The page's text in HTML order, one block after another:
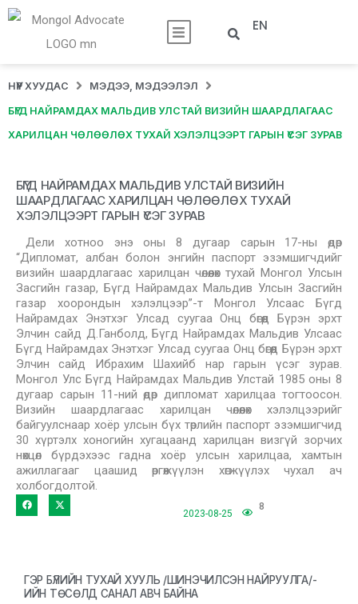
EN
НҮҮР ХУУДАС МЭДЭЭ, МЭДЭЭЛЭЛ
БҮГД НАЙРАМДАХ МАЛЬДИВ УЛСТАЙ ВИЗИЙН ШААРДЛАГААС
ХАРИЛЦАН ЧӨЛӨӨЛӨХ ТУХАЙ ХЭЛЭЛЦЭЭРТ ГАРЫН ҮСЭГ ЗУРАВ
БҮГД НАЙРАМДАХ МАЛЬДИВ УЛСТАЙ ВИЗИЙН
ШААРДЛАГААС ХАРИЛЦАН ЧӨЛӨӨЛӨХ ТУХАЙ
ХЭЛЭЛЦЭЭРТ ГАРЫН ҮСЭГ ЗУРАВ
Дели хотноо энэ оны 8 дугаар сарын 17-ны өдөр
“Дипломат, албан болон энгийн паспорт эзэмшигчдийг
визийн шаардлагаас харилцан чөлөөлөх тухай Монгол Улсын
Засгийн газар, Бүгд Найрамдах Мальдив Улсын Засгийн
газар хоорондын хэлэлцээр”-т Монгол Улсаас Бүгд
Найрамдах Энэтхэг Улсад суугаа Онц бөгөөд Бүрэн эрхт
Элчин сайд Д.Ганболд, Бүгд Найрамдах Мальдив Улсаас
Бүгд Найрамдах Энэтхэг Улсад суугаа Онц бөгөөд Бүрэн эрхт
Элчин сайд Ибрахим Шахийб нар гарын үсэг зурав.
Монгол Улс Бүгд Найрамдах Мальдив Улстай 1985 оны 8
дугаар сарын 11-ний өдөр дипломат харилцаа тогтоосон.
Визийн шаардлагаас харилцан чөлөөлөх хэлэлцээрийг
байгуулснаар хоёр улсын бүх төрлийн паспорт эзэмшигчид
30 хүртэлх хоногийн хугацаанд харилцан визгүй зорчих
нөхцөл бүрдэхээс гадна хоёр улсын харилцаа, хамтын
ажиллагааг цаашид өргөжүүлэн хөгжүүлэх чухал ач
холбогдолтой.
2023-08-25
8
ГЭР БҮЛИЙН ТУХАЙ ХУУЛЬ /ШИНЭЧИЛСЭН НАЙРУУЛГА/-
ИЙН ТӨСӨЛД САНАЛ АВЧ БАЙНА